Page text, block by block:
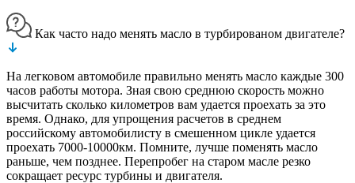
Как часто надо менять масло в турбированом двигателе?
На легковом автомобиле правильно менять масло каждые 300
часов работы мотора. Зная свою среднюю скорость можно
высчитать сколько километров вам удается проехать за это
время. Однако, для упрощения расчетов в среднем
российскому автомобилисту в смешенном цикле удается
проехать 7000-10000км. Помните, лучше поменять масло
раньше, чем позднее. Перепробег на старом масле резко
сокращает ресурс турбины и двигателя.